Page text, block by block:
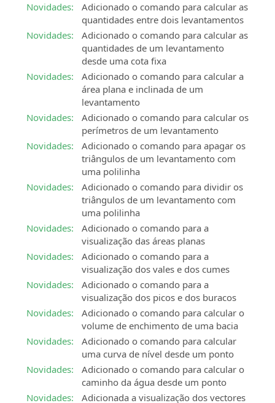
Novidades:
Adicionado o comando para calcular as
quantidades entre dois levantamentos
Novidades:
Adicionado o comando para calcular as
quantidades de um levantamento
desde uma cota fixa
Novidades:
Adicionado o comando para calcular a
área plana e inclinada de um
levantamento
Novidades:
Adicionado o comando para calcular os
perímetros de um levantamento
Novidades:
Adicionado o comando para apagar os
triângulos de um levantamento com
uma polilinha
Novidades:
Adicionado o comando para dividir os
triângulos de um levantamento com
uma polilinha
Novidades:
Adicionado o comando para a
visualização das áreas planas
Novidades:
Adicionado o comando para a
visualização dos vales e dos cumes
Novidades:
Adicionado o comando para a
visualização dos picos e dos buracos
Novidades:
Adicionado o comando para calcular o
volume de enchimento de uma bacia
Novidades:
Adicionado o comando para calcular
uma curva de nível desde um ponto
Novidades:
Adicionado o comando para calcular o
caminho da água desde um ponto
Novidades:
Adicionada a visualização dos vectores